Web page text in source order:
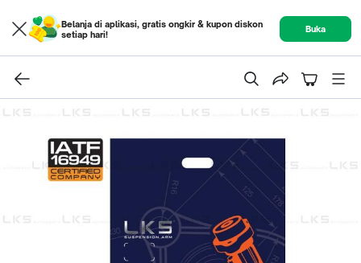
Belanja di aplikasi, gratis ongkir & kupon diskon
setiap hari!
Buka